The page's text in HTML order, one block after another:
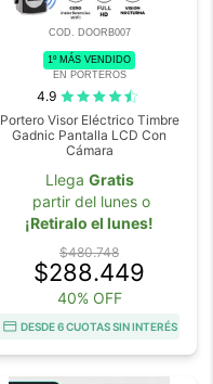
COD. DOORB007
1º MÁS VENDIDO
EN PORTEROS
4.9
Portero Visor Eléctrico Timbre
Gadnic Pantalla LCD Con
Cámara
Llega Gratis
partir del lunes o
¡Retiralo el lunes!
$480.748
$288.449
40% OFF
DESDE 6 CUOTAS SIN INTERÉS